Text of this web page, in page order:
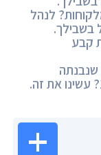
לנהל
בשבילך.
קבע
שנבנתה
במחשבה על שנת 2050 ולא על 1950? עשינו את זה.